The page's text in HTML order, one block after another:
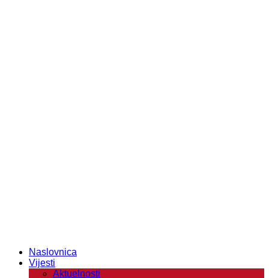
Naslovnica
Vijesti
Aktuelnosti